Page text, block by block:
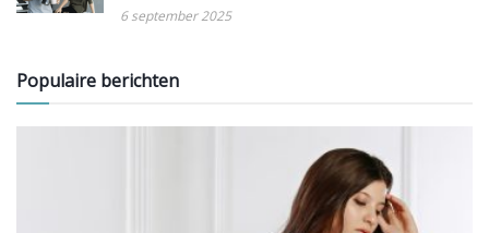
6 september 2025
Populaire berichten